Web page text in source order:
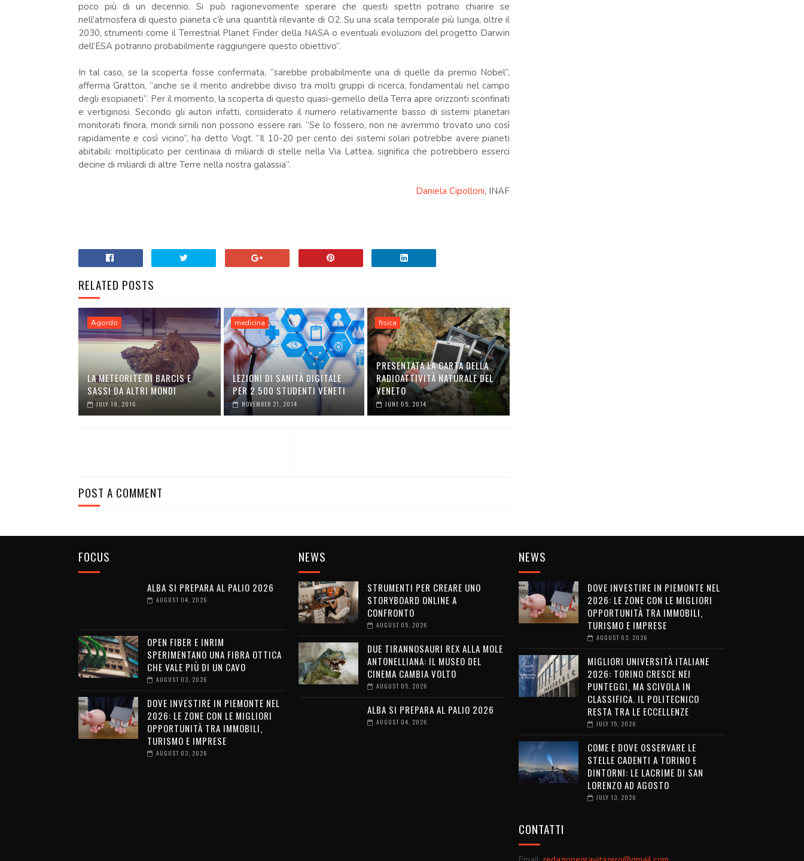
poco più di un decennio. Si può ragionevomente sperare che questi spettri potrano chiarire se
nell’atmosfera di questo pianeta c’è una quantità rilevante di O2. Su una scala temporale più lunga, oltre il
2030, strumenti come il Terrestrial Planet Finder della NASA o eventuali evoluzioni del progetto Darwin
dell’ESA potranno probabilmente raggiungere questo obiettivo”.
In tal caso, se la scoperta fosse confermata, “sarebbe probabilmente una di quelle da premio Nobel”,
afferma Gratton, “anche se il merito andrebbe diviso tra molti gruppi di ricerca, fondamentali nel campo
degli esopianeti”. Per il momento, la scoperta di questo quasi-gemello della Terra apre orizzonti sconfinati
e vertiginosi. Secondo gli autori infatti, considerato il numero relativamente basso di sistemi planetari
monitorati finora, mondi simili non possono essere rari. “Se lo fossero, non ne avremmo trovato uno così
rapidamente e così vicino”, ha detto Vogt. “Il 10-20 per cento dei sistemi solari potrebbe avere pianeti
abitabili: moltiplicato per centinaia di miliardi di stelle nella Via Lattea, significa che potrebbero esserci
decine di miliardi di altre Terre nella nostra galassia”.
Daniela Cipolloni, INAF
RELATED POSTS
Agordo
LA METEORITE DI BARCIS E
SASSI DA ALTRI MONDI
JULY 19, 2016
medicina
LEZIONI DI SANITÀ DIGITALE
PER 2.500 STUDENTI VENETI
NOVEMBER 21, 2014
fisica
PRESENTATA LA CARTA DELLA
RADIOATTIVITÀ NATURALE DEL
VENETO
JUNE 05, 2014
POST A COMMENT
FOCUS
ALBA SI PREPARA AL PALIO 2026
AUGUST 04, 2026
OPEN FIBER E INRIM
SPERIMENTANO UNA FIBRA OTTICA
CHE VALE PIÙ DI UN CAVO
AUGUST 03, 2026
DOVE INVESTIRE IN PIEMONTE NEL
2026: LE ZONE CON LE MIGLIORI
OPPORTUNITÀ TRA IMMOBILI,
TURISMO E IMPRESE
AUGUST 03, 2026
NEWS
STRUMENTI PER CREARE UNO
STORYBOARD ONLINE A
CONFRONTO
AUGUST 05, 2026
DUE TIRANNOSAURI REX ALLA MOLE
ANTONELLIANA: IL MUSEO DEL
CINEMA CAMBIA VOLTO
AUGUST 05, 2026
ALBA SI PREPARA AL PALIO 2026
AUGUST 04, 2026
NEWS
DOVE INVESTIRE IN PIEMONTE NEL
2026: LE ZONE CON LE MIGLIORI
OPPORTUNITÀ TRA IMMOBILI,
TURISMO E IMPRESE
AUGUST 03, 2026
MIGLIORI UNIVERSITÀ ITALIANE
2026: TORINO CRESCE NEI
PUNTEGGI, MA SCIVOLA IN
CLASSIFICA. IL POLITECNICO
RESTA TRA LE ECCELLENZE
JULY 15, 2026
COME E DOVE OSSERVARE LE
STELLE CADENTI A TORINO E
DINTORNI: LE LACRIME DI SAN
LORENZO AD AGOSTO
JULY 13, 2026
CONTATTI